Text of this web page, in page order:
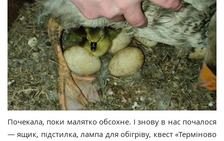
Почекала, поки малятко обсохне. І знову в нас почалося
— ящик, підстилка, лампа для обігріву, квест «Терміново